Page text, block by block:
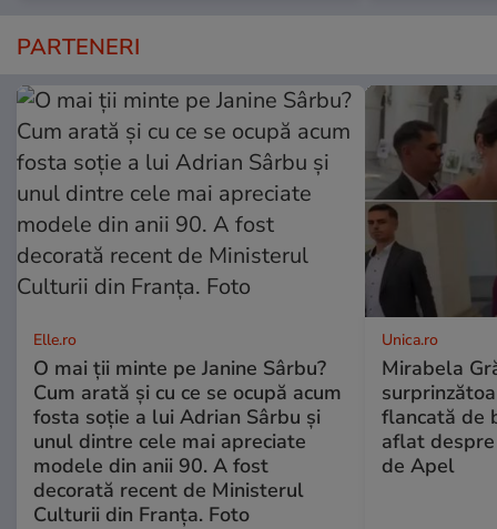
PARTENERI
Elle.ro
O mai ții minte pe Janine Sârbu?
Cum arată și cu ce se ocupă acum
fosta soție a lui Adrian Sârbu și
unul dintre cele mai apreciate
modele din anii 90. A fost
decorată recent de Ministerul
Culturii din Franța. Foto
Unica.ro
Mirabela
flancată de
aflat
de Apel